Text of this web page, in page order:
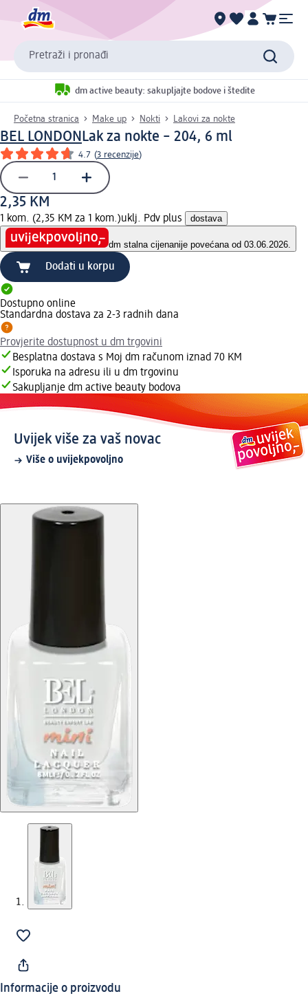
Pretraži i pronađi
dm active beauty: sakupljajte bodove i štedite
Početna stranica Make up Nokti Lakovi za nokte
BEL LONDONLak za nokte – 204, 6 ml
4.7 (3 recenzije)
2,35 KM
1 kom. (2,35 KM za 1 kom.)uklj. Pdv plus dostava
dm stalna cijenanije povećana od 03.06.2026.
Dodati u korpu
Dostupno online
Standardna dostava za 2-3 radnih dana
Provjerite dostupnost u dm trgovini
Besplatna dostava s Moj dm računom iznad 70 KM
Isporuka na adresu ili u dm trgovinu
Sakupljanje dm active beauty bodova
Uvijek više za vaš novac
Više o uvijekpovoljno
Informacije o proizvodu